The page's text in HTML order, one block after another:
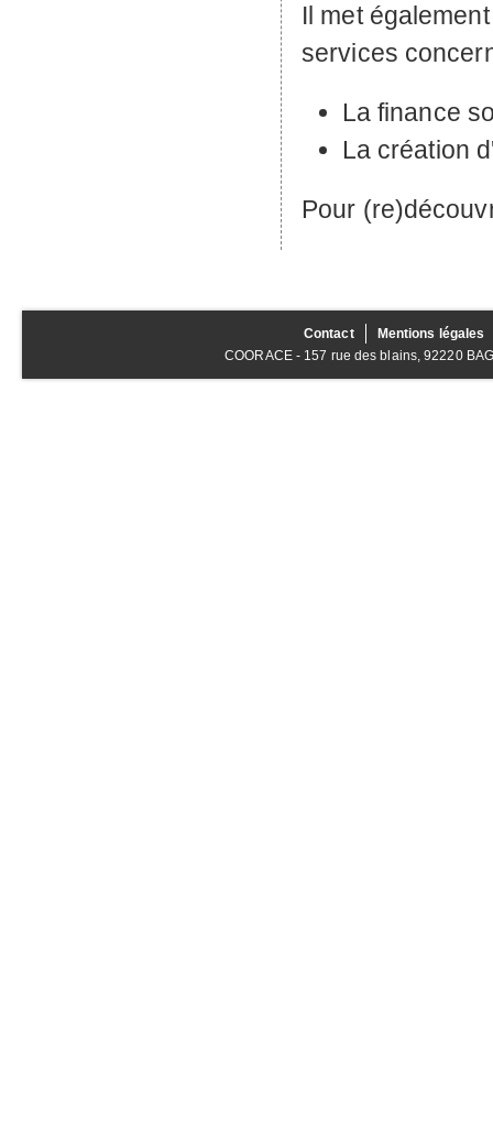
Il met
services
La finance
La création
Pour
Contact
Mentions légales
COORACE - 157 rue des blains, 92220